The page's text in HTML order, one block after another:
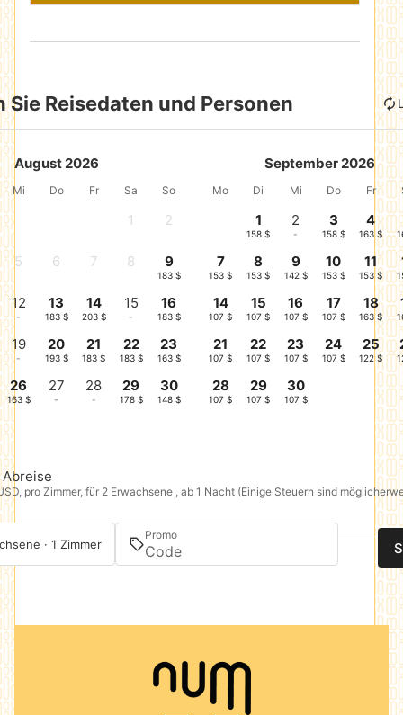
Sie Reisedaten und Personen
August 2026
Mi Do Fr Sa So
1 2
5 6 7 8 9
183 $
12
-
13
183 $
14
203 $
15
-
16
183 $
19
-
20
193 $
21
183 $
22
183 $
23
163 $
26
163 $
27
-
28
-
29
178 $
30
148 $
September 2026
Mo Di Mi Do Fr
1
158 $
2
-
3
158 $
4
163 $
7
153 $
8
153 $
9
142 $
10
153 $
11
153 $
14
107 $
15
107 $
16
107 $
17
107 $
18
163 $
21
107 $
22
107 $
23
107 $
24
107 $
25
122 $
28
107 $
29
107 $
30
107 $
Abreise
pro Zimmer, für 2 Erwachsene , ab 1 Nacht (Einige Steuern sind
· 1 Zimmer
Promo